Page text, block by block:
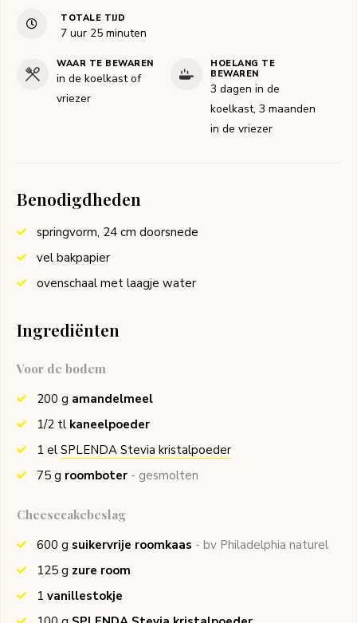
TOTALE TIJD
7uur
uur 25minuten
minuten
WAAR TE BEWAREN
in de koelkast of
vriezer
HOELANG TE
BEWAREN
3 dagen in de
koelkast, 3 maanden
in de vriezer
Benodigdheden
springvorm, 24 cm doorsnede
vel bakpapier
ovenschaal met laagje water
Ingrediënten
Voor de bodem
200 g amandelmeel
1/2 tl kaneelpoeder
1 el SPLENDA Stevia kristalpoeder
75 g roomboter - gesmolten
Cheesecakebeslag
600 g suikervrije roomkaas - bv Philadelphia naturel
125 g zure room
1 vanillestokje